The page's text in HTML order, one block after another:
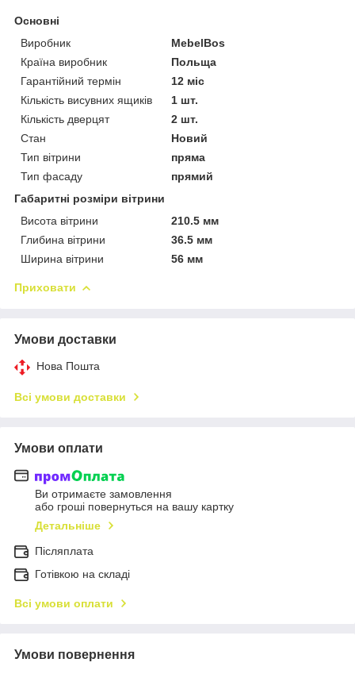
Основні
Виробник
MebelBos
Країна виробник
Польща
Гарантійний термін
12 міс
Кількість висувних ящиків
1 шт.
Кількість дверцят
2 шт.
Стан
Новий
Тип вітрини
пряма
Тип фасаду
прямий
Габаритні розміри вітрини
Висота вітрини
210.5 мм
Глибина вітрини
36.5 мм
Ширина вітрини
56 мм
Приховати
Умови доставки
Нова Пошта
Всі умови доставки
Умови оплати
Ви отримаєте замовлення
або гроші повернуться на вашу картку
Детальніше
Післяплата
Готівкою на складі
Всі умови оплати
Умови повернення